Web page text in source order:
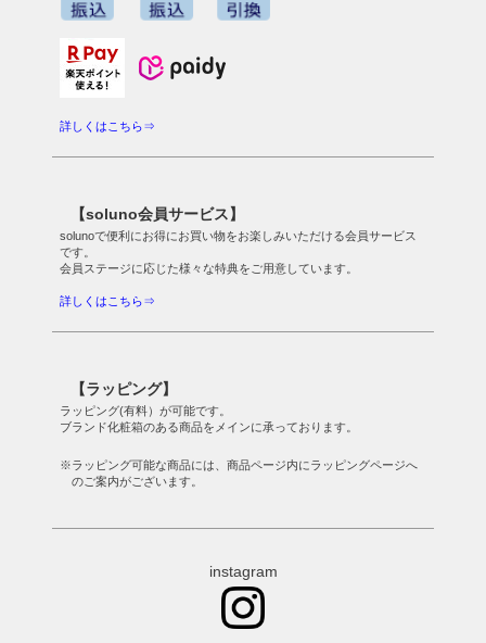
詳しくはこちら⇒
【soluno会員サービス】
solunoで便利にお得にお買い物をお楽しみいただける会員サービス
です。
会員ステージに応じた様々な特典をご用意しています。
詳しくはこちら⇒
【ラッピング】
ラッピング(有料）が可能です。
ブランド化粧箱のある商品をメインに承っております。
※ラッピング可能な商品には、商品ページ内にラッピングページへ
のご案内がございます。
instagram